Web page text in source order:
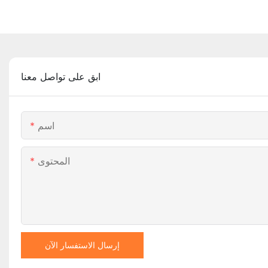
ابق على تواصل معنا
اسم
المحتوى
إرسال الاستفسار الآن